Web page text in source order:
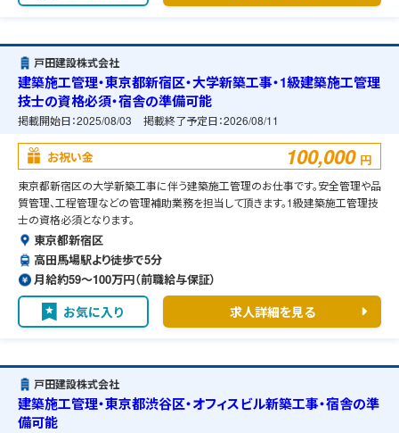
戸田建設株式会社
建築施工管理・東京都新宿区・大学新築工事・1級建築施工管理
技士の資格必須・宿舎の準備可能
掲載開始日：2025/08/03 掲載終了予定日：2026/08/11
お祝い金 100,000 円
東京都新宿区の大学新築工事に伴う建築施工管理のお仕事です。安全管理や品
質管理、工程管理などの管理補助業務を担当して頂きます。1級建築施工管理技
士の資格必須となります。
東京都新宿区
高田馬場駅より徒歩で5分
月給約59〜100万円（前職給与保証）
お気に入り 求人詳細を見る
戸田建設株式会社
建築施工管理・東京都渋谷区・オフィスビル新築工事・宿舎の準
備可能